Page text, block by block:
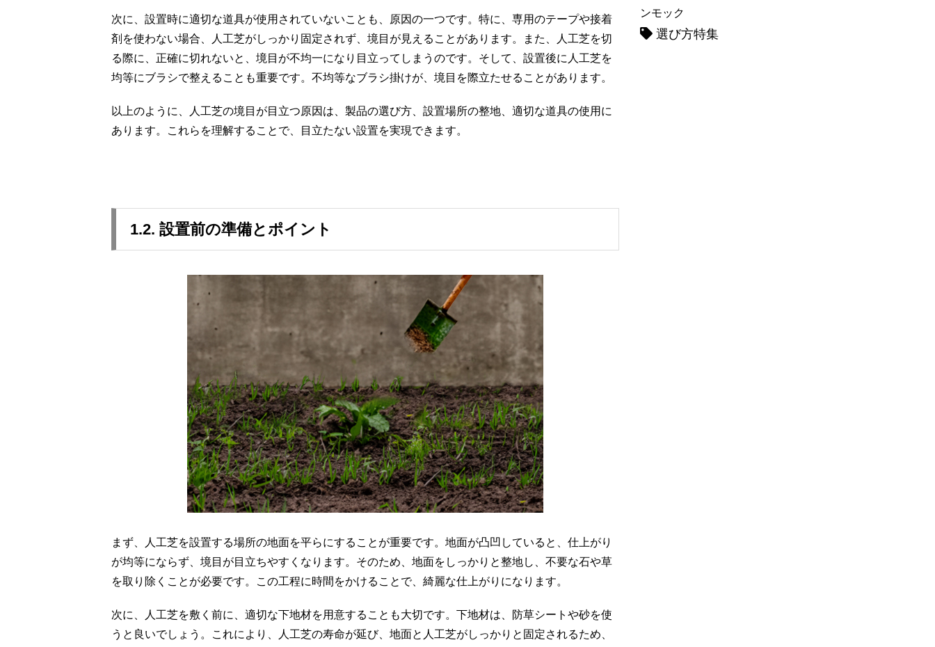
次に、設置時に適切な道具が使用されていないことも、原因の一つです。特に、専用のテープや接着
剤を使わない場合、人工芝がしっかり固定されず、境目が見えることがあります。また、人工芝を切
る際に、正確に切れないと、境目が不均一になり目立ってしまうのです。そして、設置後に人工芝を
均等にブラシで整えることも重要です。不均等なブラシ掛けが、境目を際立たせることがあります。
以上のように、人工芝の境目が目立つ原因は、製品の選び方、設置場所の整地、適切な道具の使用に
あります。これらを理解することで、目立たない設置を実現できます。
1.2. 設置前の準備とポイント
まず、人工芝を設置する場所の地面を平らにすることが重要です。地面が凸凹していると、仕上がり
が均等にならず、境目が目立ちやすくなります。そのため、地面をしっかりと整地し、不要な石や草
を取り除くことが必要です。この工程に時間をかけることで、綺麗な仕上がりになります。
次に、人工芝を敷く前に、適切な下地材を用意することも大切です。下地材は、防草シートや砂を使
うと良いでしょう。これにより、人工芝の寿命が延び、地面と人工芝がしっかりと固定されるため、
ンモック
選び方特集